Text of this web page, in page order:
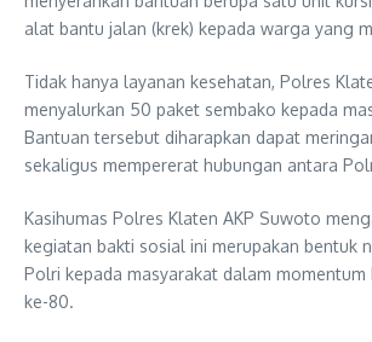
alat bantu jalan (krek) kepada warga yang
Tidak hanya layanan kesehatan, Polres
menyalurkan 50 paket sembako kepada
Bantuan tersebut diharapkan dapat
sekaligus mempererat hubungan antara
Kasihumas Polres Klaten AKP Suwoto
kegiatan bakti sosial ini merupakan bentuk
Polri kepada masyarakat dalam momentum
ke-80.